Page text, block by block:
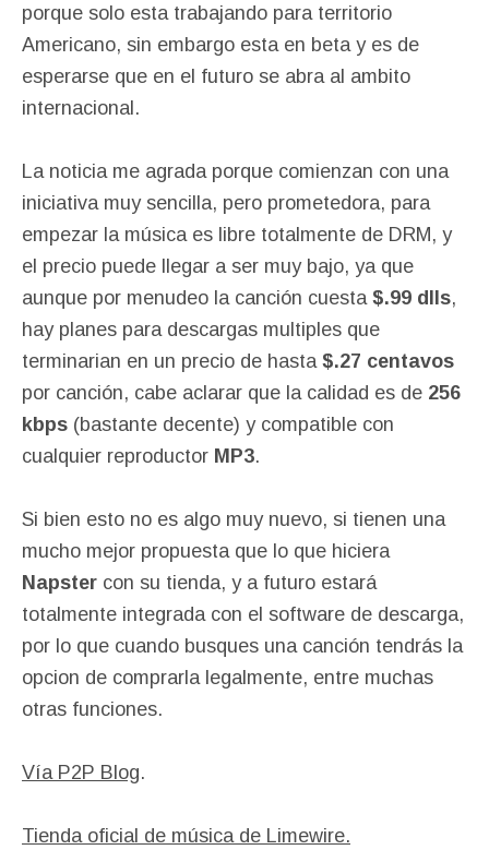
porque solo esta trabajando para territorio
Americano, sin embargo esta en beta y es de
esperarse que en el futuro se abra al ambito
internacional.
La noticia me agrada porque comienzan con una
iniciativa muy sencilla, pero prometedora, para
empezar la música es libre totalmente de DRM, y
el precio puede llegar a ser muy bajo, ya que
aunque por menudeo la canción cuesta $.99 dlls,
hay planes para descargas multiples que
terminarian en un precio de hasta $.27 centavos
por canción, cabe aclarar que la calidad es de 256
kbps (bastante decente) y compatible con
cualquier reproductor MP3.
Si bien esto no es algo muy nuevo, si tienen una
mucho mejor propuesta que lo que hiciera
Napster con su tienda, y a futuro estará
totalmente integrada con el software de descarga,
por lo que cuando busques una canción tendrás la
opcion de comprarla legalmente, entre muchas
otras funciones.
Vía P2P Blog.
Tienda oficial de música de Limewire.